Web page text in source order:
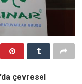
çevresel